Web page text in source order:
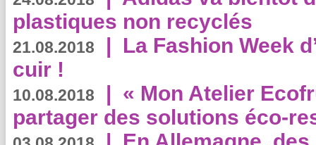
plastiques non recyclés
21.08.2018 | La Fashion Week
cuir !
10.08.2018 | « Mon Atelier
partager des solutions éco-